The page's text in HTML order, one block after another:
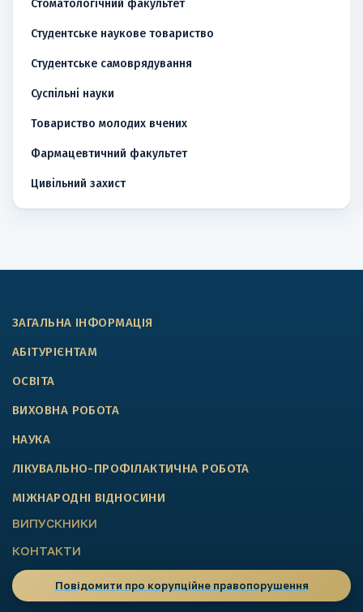
Стоматологічний факультет
Студентське наукове товариство
Студентське самоврядування
Суспільні науки
Товариство молодих вчених
Фармацевтичний факультет
Цивільний захист
ЗАГАЛЬНА ІНФОРМАЦІЯ
АБІТУРІЄНТАМ
ОСВІТА
ВИХОВНА РОБОТА
НАУКА
ЛІКУВАЛЬНО-ПРОФІЛАКТИЧНА РОБОТА
МІЖНАРОДНІ ВІДНОСИНИ
ВИПУСКНИКИ
КОНТАКТИ
Повідомити про корупційне правопорушення